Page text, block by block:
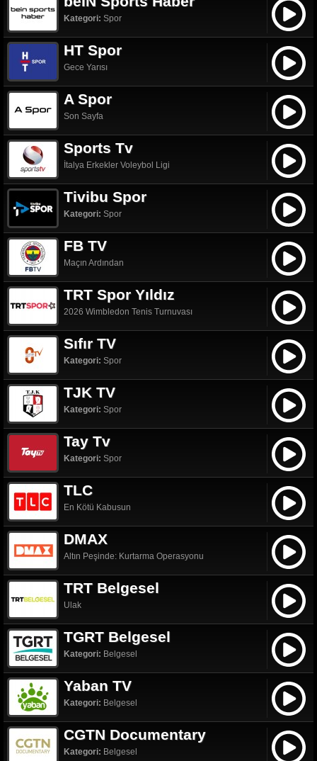
Kategori: Spor
HT Spor
Gece Yarısı
A Spor
Son Sayfa
Sports Tv
İtalya Erkekler Voleybol Ligi
Tivibu Spor
Kategori: Spor
FB TV
Maçın Ardından
TRT Spor Yıldız
2026 Wimbledon Tenis Turnuvası
Sıfır TV
Kategori: Spor
TJK TV
Kategori: Spor
Tay Tv
Kategori: Spor
TLC
En Kötü Kabusun
DMAX
Altın Peşinde: Kurtarma Operasyonu
TRT Belgesel
Ulak
TGRT Belgesel
Kategori: Belgesel
Yaban TV
Kategori: Belgesel
CGTN Documentary
Kategori: Belgesel